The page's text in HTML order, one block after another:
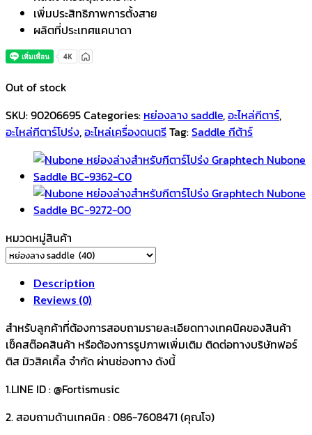
เพิ่มประสิทธิภาพการตั้งสาย
ผลิตที่ประเทศแคนาดา
Out of stock
SKU:90206695Categories: หย่องลาง saddle,อะไหล่กีตาร์,
อะไหล่กีตาร์โปร่ง,อะไหล่เครื่องดนตรีTag:Saddle กีต้าร์
หมวดหมู่สินค้า
Description
Reviews (0)
สำหรับลูกค้าที่ต้องการสอบถามรายละเอียดทางเทคนิคของสินค้า
เช็คสต๊อคสินค้า หรือต้องการรูปภาพเพิ่มเติม ติดต่อทางบริษัทฟอร์
ติส มิวสิคเคิ้ล จำกัด ผ่านช่องทาง ดังนี้
1.LINE ID : @Fortismusic
2. สอบถามด้านเทคนิค : 086-7608471 (คุณโจ)